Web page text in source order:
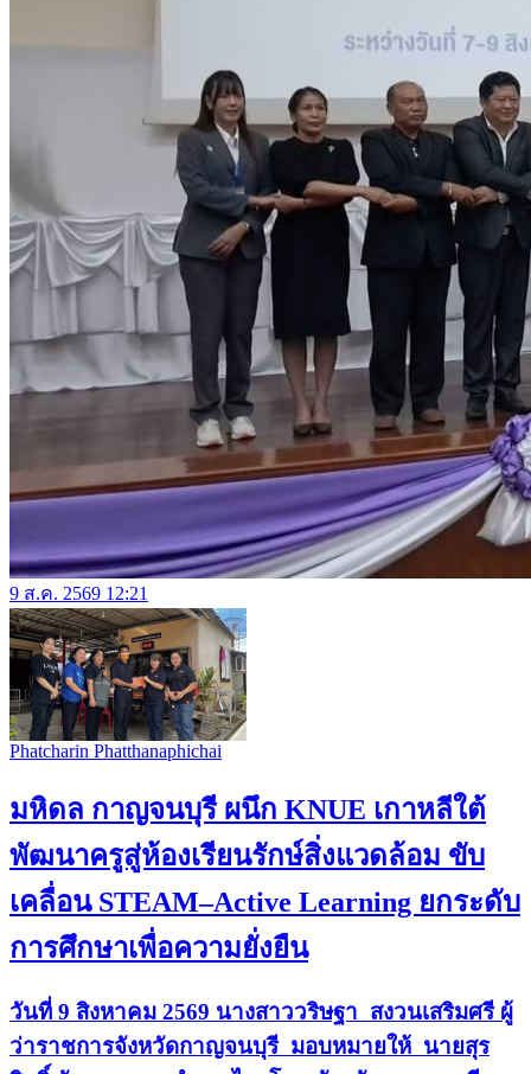
9 ส.ค. 2569 12:21
Phatcharin Phatthanaphichai
มหิดล กาญจนบุรี ผนึก KNUE เกาหลีใต้
พัฒนาครูสู่ห้องเรียนรักษ์สิ่งแวดล้อม ขับ
เคลื่อน STEAM–Active Learning ยกระดับ
การศึกษาเพื่อความยั่งยืน
วันที่ 9 สิงหาคม 2569 นางสาววริษฐา สงวนเสริมศรี ผู้
ว่าราชการจังหวัดกาญจนบุรี มอบหมายให้ นายสุร